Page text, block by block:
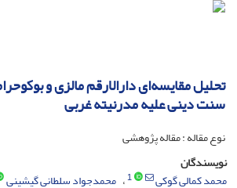
تحلیل مقایسه‌ای دارالارقم مالزی و
سنت دینی علیه مدرنیته غربی
نوع مقاله : مقاله پژوهشی
نویسندگان
محمد کمالی گوکی
1 محمدجواد سلطانی گیشینی